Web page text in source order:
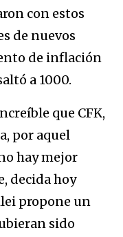
con estos
de nuevos
de inflación
a 1000.
que CFK,
por aquel
hay mejor
decida hoy
propone un
sido